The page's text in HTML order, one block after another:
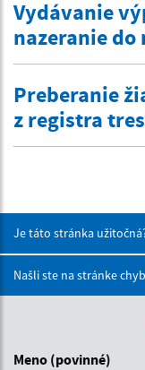
Vydávanie
nazeranie
Preberanie
z registra
Je táto stránka
Našli ste na stránke
Meno (povinné)